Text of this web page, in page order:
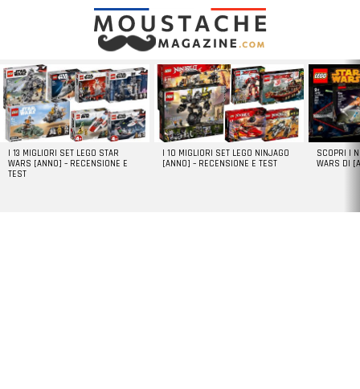
LATEST
STORIES
I 13 MIGLIORI SET LEGO STAR
WARS [ANNO] – RECENSIONE E
TEST
I 10 MIGLIORI SET LEGO NINJAGO
[ANNO] – RECENSIONE E TEST
SCOPRI I
WARS DI